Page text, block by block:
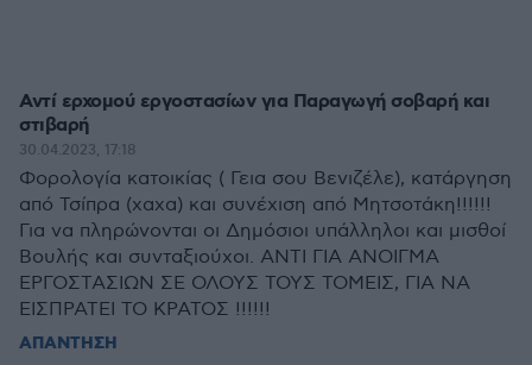
Αντί ερχομού εργοστασίων για Παραγωγή σοβαρή και
στιβαρή
30.04.2023, 17:18
Φορολογία κατοικίας ( Γεια σου Βενιζέλε), κατάργηση
από Τσίπρα (χαχα) και συνέχιση από Μητσοτάκη!!!!!!
Για να πληρώνονται οι Δημόσιοι υπάλληλοι και μισθοί
Βουλής και συνταξιούχοι. ΑΝΤΙ ΓΙΑ ΑΝΟΙΓΜΑ
ΕΡΓΟΣΤΑΣΙΩΝ ΣΕ ΟΛΟΥΣ ΤΟΥΣ ΤΟΜΕΙΣ, ΓΙΑ ΝΑ
ΕΙΣΠΡΑΤΕΙ ΤΟ ΚΡΑΤΟΣ !!!!!!
ΑΠΑΝΤΗΣΗ